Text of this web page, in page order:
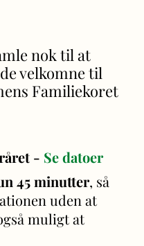
nok til at
velkomne til
Familiekoret
- Se datoer
45 minutter, så
uden at
muligt at